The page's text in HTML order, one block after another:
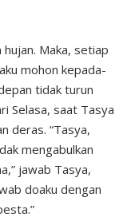
Maka, setiap
mohon kepada-
tidak turun
Selasa, saat Tasya
deras. “Tasya,
mengabulkan
jawab Tasya,
doaku dengan